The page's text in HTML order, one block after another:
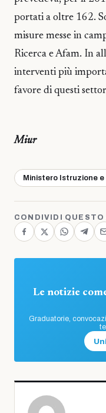
portati a oltre 162.
misure messe in
Ricerca e Afam. In
interventi più
favore di questi
Miur
Ministero Istruzione
CONDIVIDI QUESTO
Le notizie
Graduatorie,